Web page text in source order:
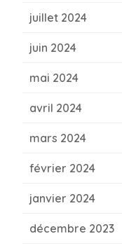
juillet 2024
juin 2024
mai 2024
avril 2024
mars 2024
février 2024
janvier 2024
décembre 2023